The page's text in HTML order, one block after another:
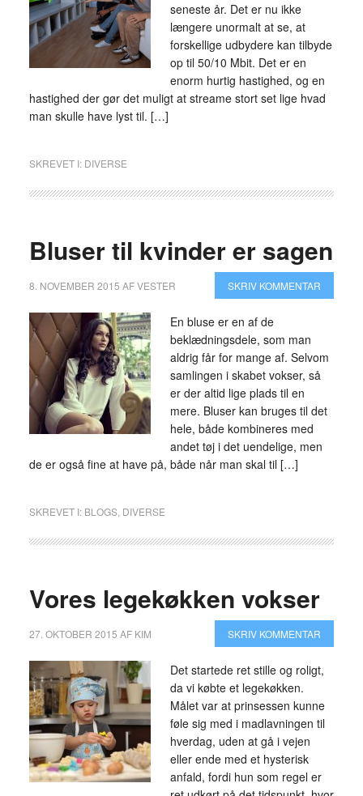
seneste år. Det er nu ikke
længere unormalt at se, at
forskellige udbydere kan tilbyde
op til 50/10 Mbit. Det er en
enorm hurtig hastighed, og en
hastighed der gør det muligt at streame stort set lige hvad
man skulle have lyst til. […]
SKREVET I: DIVERSE
Bluser til kvinder er sagen
8. NOVEMBER 2015 AFVESTER SKRIV KOMMENTAR
En bluse er en af de
beklædningsdele, som man
aldrig får for mange af. Selvom
samlingen i skabet vokser, så
er der altid lige plads til en
mere. Bluser kan bruges til det
hele, både kombineres med
andet tøj i det uendelige, men
de er også fine at have på, både når man skal til […]
SKREVET I: BLOGS, DIVERSE
Vores legekøkken vokser
27. OKTOBER 2015 AF KIM SKRIV KOMMENTAR
Det startede ret stille og roligt,
da vi købte et legekøkken.
Målet var at prinsessen kunne
føle sig med i madlavningen til
hverdag, uden at gå i vejen
eller ende med et hysterisk
anfald, fordi hun som regel er